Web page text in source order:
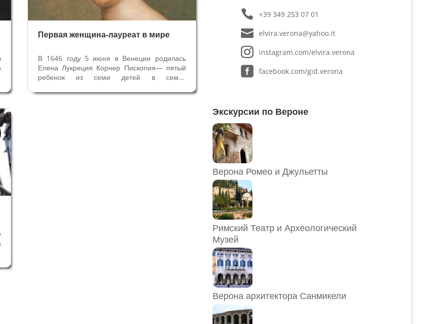
Первая женщина-лауреат в мире
В 1646 году 5 июня в Венеции родилась
Елена Лукреция Корнер Пископия— пятый
ребенок из семи детей в семье
её семьи необычна. Родители Елены
+39 349 253 07 01
elvira.verona@yahoo.it
instagram.com/elvira.verona
facebook.com/gid.verona
Экскурсии по Вероне
Верона Ромео и Джульетты
Римский Театр и Археологический
Музей
Верона архитектора Санмикели